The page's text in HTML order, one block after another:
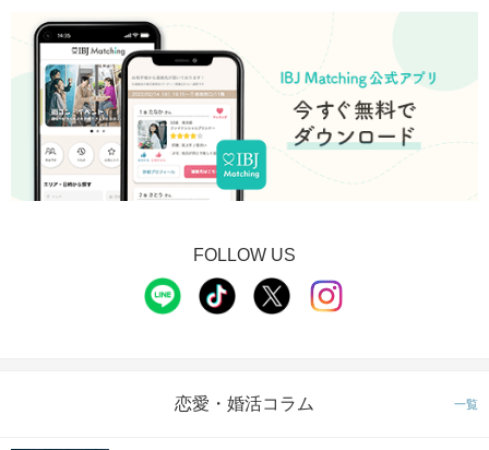
FOLLOW US
恋愛・婚活コラム 一覧